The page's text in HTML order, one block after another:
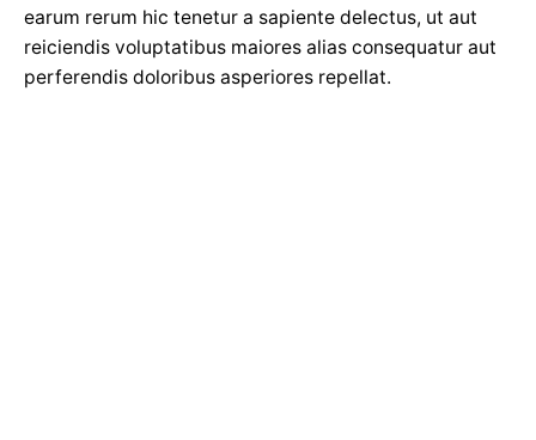
earum rerum hic tenetur a sapiente delectus, ut aut
reiciendis voluptatibus maiores alias consequatur aut
perferendis doloribus asperiores repellat.